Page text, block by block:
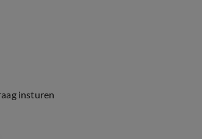
insturen